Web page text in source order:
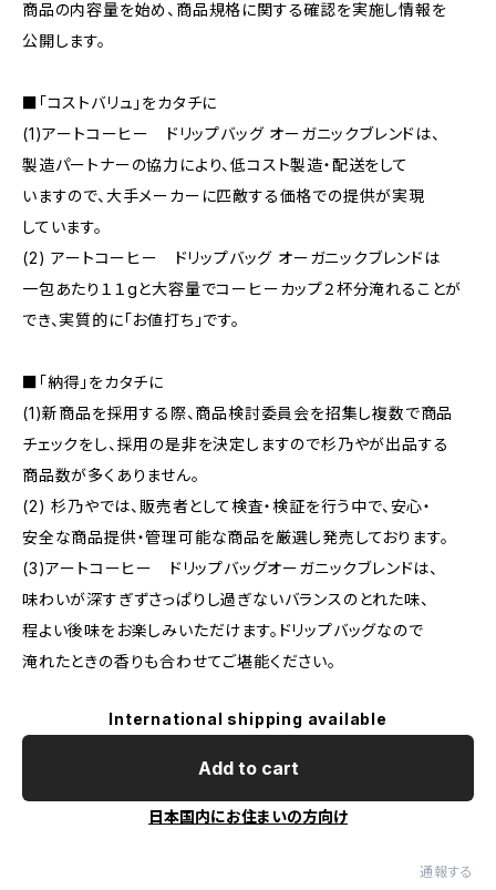
商品の内容量を始め、商品規格に関する確認を実施し情報を
公開します。
■「コストバリュ」をカタチに
(1)アートコーヒー ドリップバッグ オーガニックブレンドは、
製造パートナーの協力により、低コスト製造・配送をして
いますので、大手メーカーに匹敵する価格での提供が実現
しています。
(2) アートコーヒー ドリップバッグ オーガニックブレンドは
一包あたり１１gと大容量でコーヒーカップ２杯分淹れることが
でき、実質的に「お値打ち」です。
■「納得」をカタチに
(1)新商品を採用する際、商品検討委員会を招集し複数で商品
チェックをし、採用の是非を決定しますので杉乃やが出品する
商品数が多くありません。
(2) 杉乃やでは、販売者として検査・検証を行う中で、安心・
安全な商品提供・管理可能な商品を厳選し発売しております。
(3)アートコーヒー ドリップバッグオーガニックブレンドは、
味わいが深すぎずさっぱりし過ぎないバランスのとれた味、
程よい後味をお楽しみいただけます。ドリップバッグなので
淹れたときの香りも合わせてご堪能ください。
International shipping available
Add to cart
日本国内にお住まいの方向け
通報する